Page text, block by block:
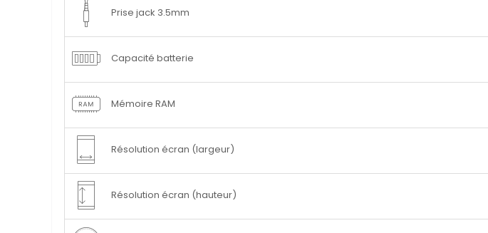
Prise jack 3.5mm
Capacité batterie
Mémoire RAM
Résolution écran (largeur)
Résolution écran (hauteur)